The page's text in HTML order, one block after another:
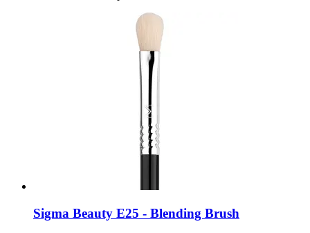
Sigma Beauty E25 -​ Blending Brush